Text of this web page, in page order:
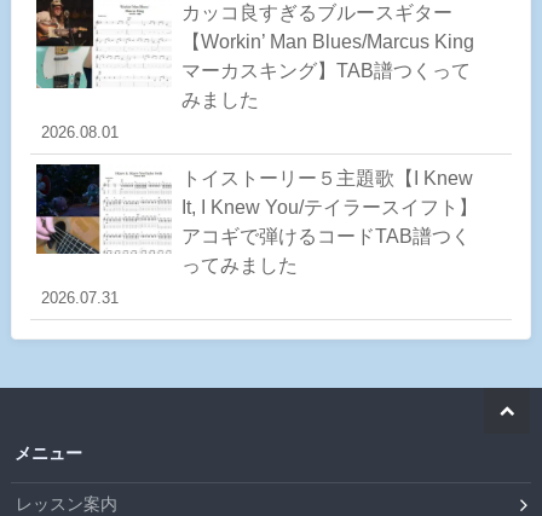
カッコ良すぎるブルースギター
【Workin’ Man Blues/Marcus King
マーカスキング】TAB譜つくって
みました
2026.08.01
トイストーリー５主題歌【I Knew
It, I Knew You/テイラースイフト】
アコギで弾けるコードTAB譜つく
ってみました
2026.07.31
メニュー
レッスン案内